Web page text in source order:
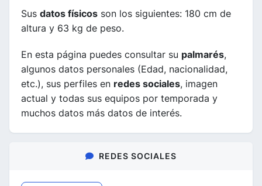
Sus datos físicos son los siguientes: 180 cm de
altura y 63 kg de peso.
En esta página puedes consultar su palmarés,
algunos datos personales (Edad, nacionalidad,
etc.), sus perfiles en redes sociales, imagen
actual y todas sus equipos por temporada y
muchos datos más datos de interés.
REDES SOCIALES